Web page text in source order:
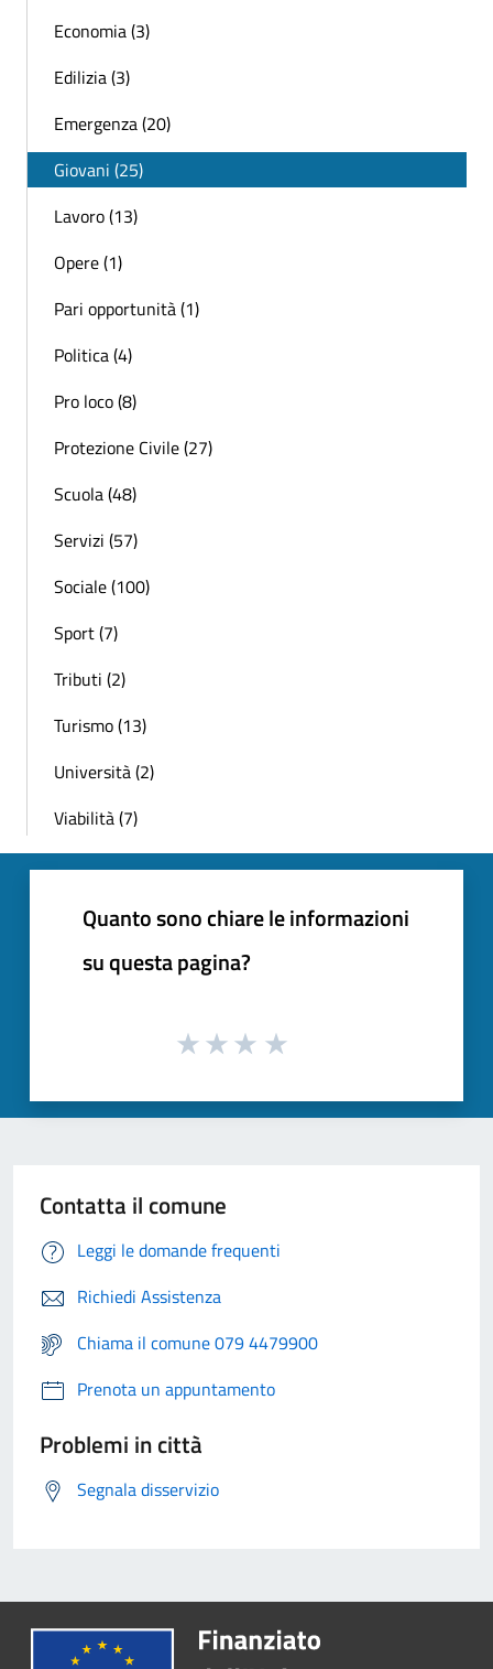
Economia (3)
Edilizia (3)
Emergenza (20)
Giovani (25)
Lavoro (13)
Opere (1)
Pari opportunità (1)
Politica (4)
Pro loco (8)
Protezione Civile (27)
Scuola (48)
Servizi (57)
Sociale (100)
Sport (7)
Tributi (2)
Turismo (13)
Università (2)
Viabilità (7)
Quanto sono chiare le informazioni
su questa pagina?
Contatta il comune
Leggi le domande frequenti
Richiedi Assistenza
Chiama il comune 079 4479900
Prenota un appuntamento
Problemi in città
Segnala disservizio